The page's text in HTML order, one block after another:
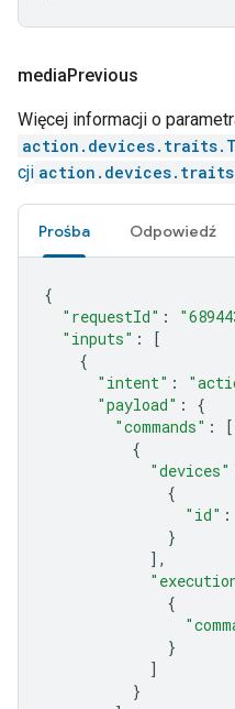
mediaPrevious
Więcej informacji o
cji
Prośba Odpowiedź
{
"requestId" :
"inputs" :
[
{
"intent" :
"payload" :
{
"commands" :
[
{
"devices"
{
"id" :
}
],
{
}
]
}